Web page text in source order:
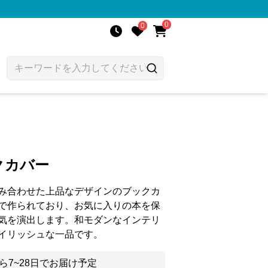
0 0
カバー
合わせた上品なデザインのブックカ
作られており、お気に入りの本を保
を演出します。和モダンなインテリ
リッシュな一品です。
7~28日でお届け予定